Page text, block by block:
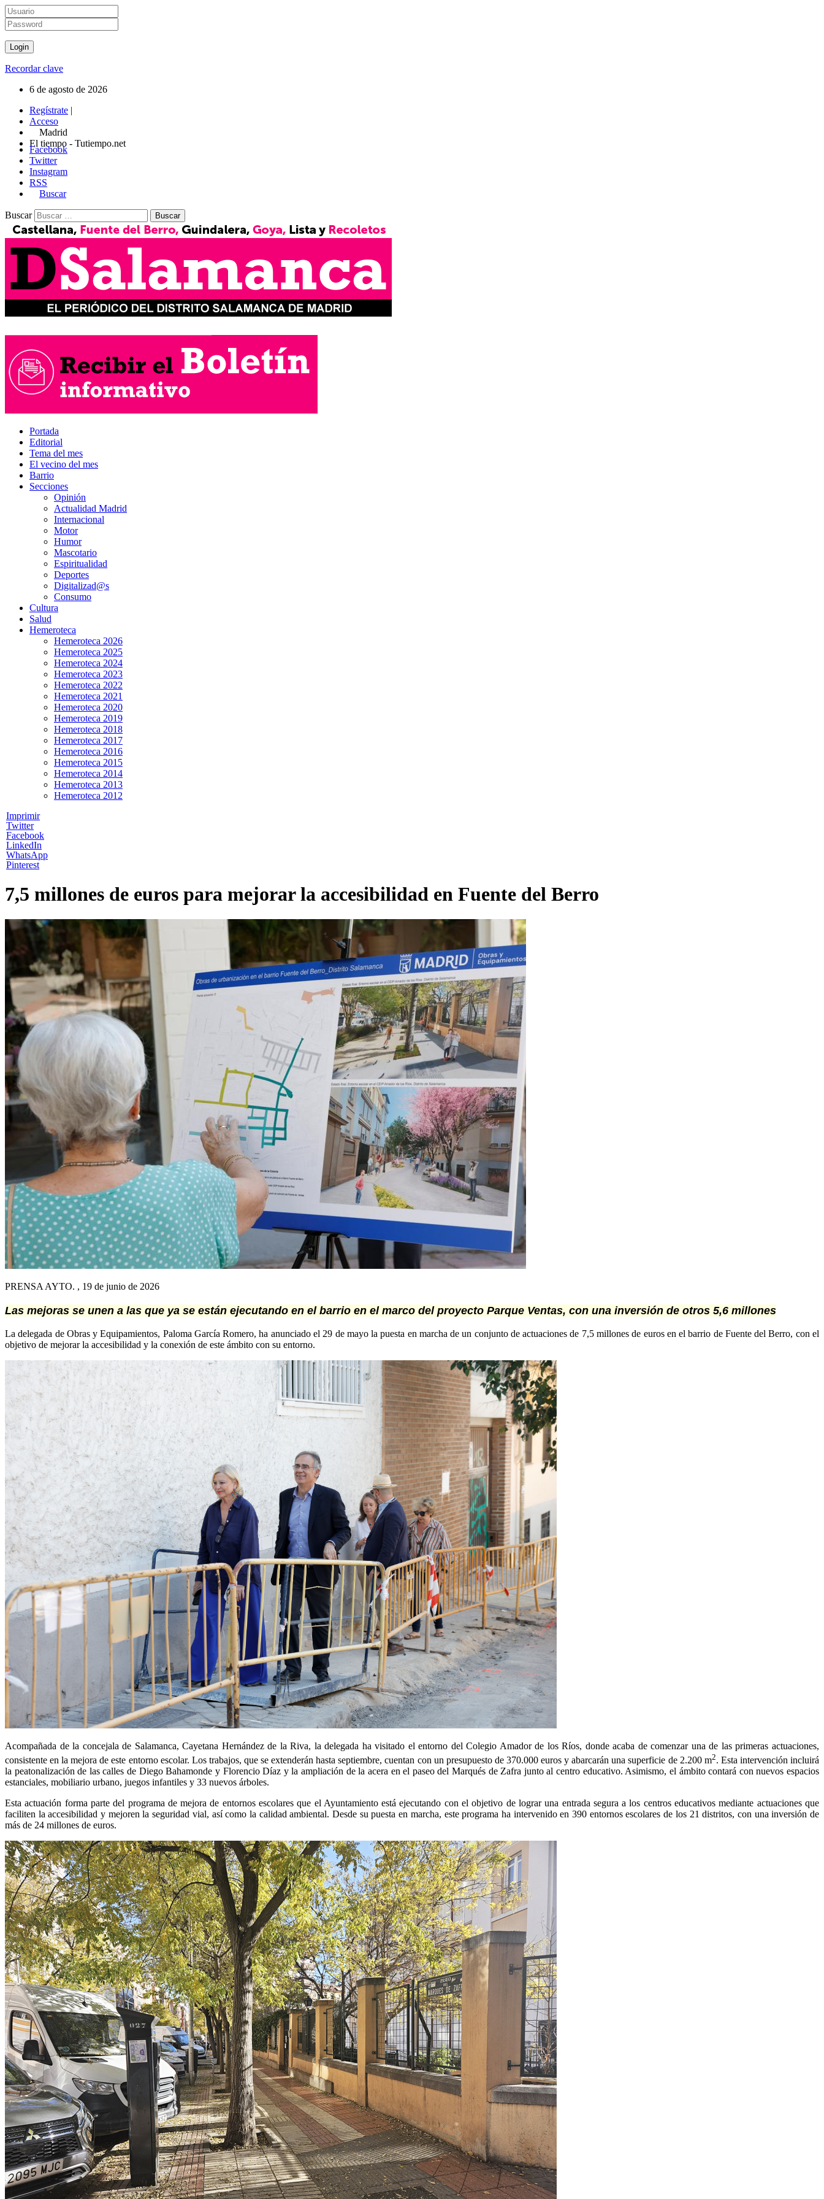
Recordar clave
6 de agosto de 2026
Regístrate |
Acceso
Madrid
El tiempo - Tutiempo.net
Facebook
Twitter
Instagram
RSS
Buscar
Buscar
Portada
Editorial
Tema del mes
El vecino del mes
Barrio
Secciones
Opinión
Actualidad Madrid
Internacional
Motor
Humor
Mascotario
Espiritualidad
Deportes
Digitalizad@s
Consumo
Cultura
Salud
Hemeroteca
Hemeroteca 2026
Hemeroteca 2025
Hemeroteca 2024
Hemeroteca 2023
Hemeroteca 2022
Hemeroteca 2021
Hemeroteca 2020
Hemeroteca 2019
Hemeroteca 2018
Hemeroteca 2017
Hemeroteca 2016
Hemeroteca 2015
Hemeroteca 2014
Hemeroteca 2013
Hemeroteca 2012
Imprimir
Twitter
Facebook
LinkedIn
WhatsApp
Pinterest
7,5 millones de euros para mejorar la accesibilidad en Fuente del Berro
PRENSA AYTO. , 19 de junio de 2026
Las mejoras se unen a las que ya se están ejecutando en el barrio en el marco del proyecto Parque Ventas, con una inversión de otros 5,6 millones
La delegada de Obras y Equipamientos, Paloma García Romero, ha anunciado el 29 de mayo la puesta en marcha de un conjunto de actuaciones de 7,5 millones de euros en el barrio de Fuente del Berro, con el
objetivo de mejorar la accesibilidad y la conexión de este ámbito con su entorno.
Acompañada de la concejala de Salamanca, Cayetana Hernández de la Riva, la delegada ha visitado el entorno del Colegio Amador de los Ríos, donde acaba de comenzar una de las primeras actuaciones,
consistente en la mejora de este entorno escolar. Los trabajos, que se extenderán hasta septiembre, cuentan con un presupuesto de 370.000 euros y abarcarán una superficie de 2.200 m2. Esta intervención incluirá
la peatonalización de las calles de Diego Bahamonde y Florencio Díaz y la ampliación de la acera en el paseo del Marqués de Zafra junto al centro educativo. Asimismo, el ámbito contará con nuevos espacios
estanciales, mobiliario urbano, juegos infantiles y 33 nuevos árboles.
Esta actuación forma parte del programa de mejora de entornos escolares que el Ayuntamiento está ejecutando con el objetivo de lograr una entrada segura a los centros educativos mediante actuaciones que
faciliten la accesibilidad y mejoren la seguridad vial, así como la calidad ambiental. Desde su puesta en marcha, este programa ha intervenido en 390 entornos escolares de los 21 distritos, con una inversión de
más de 24 millones de euros.